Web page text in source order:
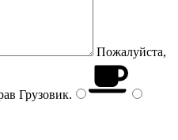
Пожалуйста,
Грузовик.